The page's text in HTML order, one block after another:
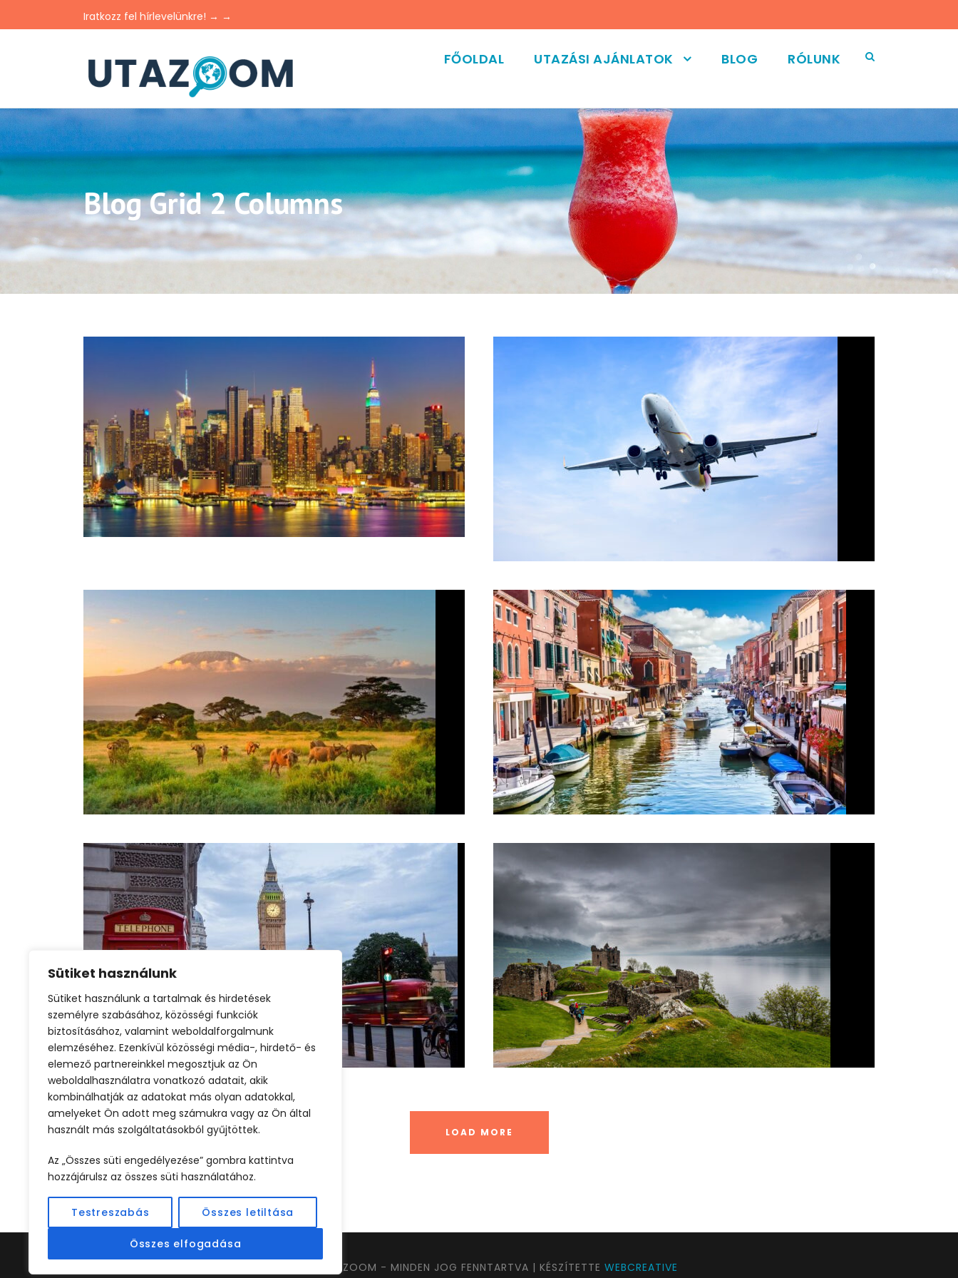
Sütiket használunk
Sütiket használunk a tartalmak és hirdetések
személyre szabásához, közösségi funkciók
biztosításához, valamint weboldalforgalmunk
elemzéséhez. Ezenkívül közösségi média-, hirdető- és
elemező partnereinkkel megosztjuk az Ön
weboldalhasználatra vonatkozó adatait, akik
kombinálhatják az adatokat más olyan adatokkal,
amelyeket Ön adott meg számukra vagy az Ön által
használt más szolgáltatásokból gyűjtöttek.
Az „Összes süti engedélyezése” gombra kattintva
hozzájárulsz az összes süti használatához.
Testreszabás Összes letiltása
Összes elfogadása
Iratkozz fel hírlevelünkre! → →
FŐOLDAL UTAZÁSI AJÁNLATOK BLOG RÓLUNK
Blog Grid 2 Columns
február 28, 2026
webcreative
január 26, 2026 webcreative július 7, 2025 webcreative
július 7, 2025 webcreative július 2, 2025 webcreative
LOAD MORE
©2024 UTAZOOM - MINDEN JOG FENNTARTVA | KÉSZÍTETTE WEBCREATIVE